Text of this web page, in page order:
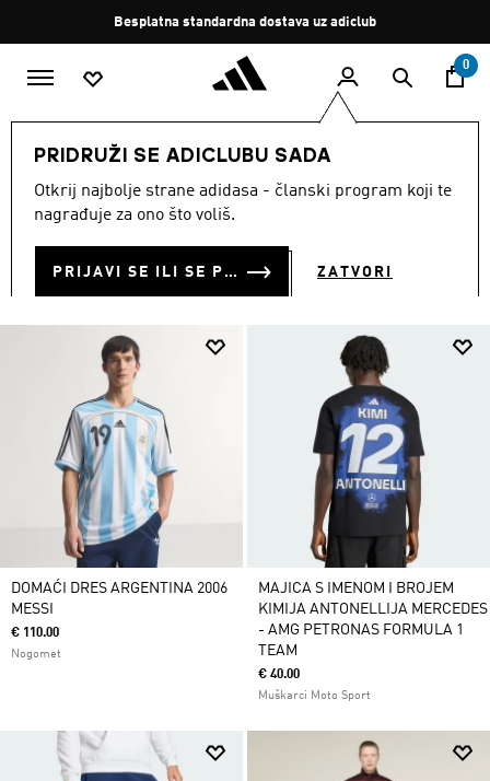
Zaustavi
rotaciju
Besplatna standardna dostava uz adiclub
0
PRIDRUŽI SE ADICLUBU SADA
Otkrij najbolje strane adidasa - članski program koji te
nagrađuje za ono što voliš.
PRIJAVI SE ILI SE PRIDRUŽI SADA ZATVORI
MUŠKARCI Odjeća
ODJEĆA
DOMAĆI DRES ARGENTINA 2006
MESSI
€ 110.00
Nogomet
MAJICA S IMENOM I BROJEM
KIMIJA ANTONELLIJA MERCEDES
- AMG PETRONAS FORMULA 1
TEAM
€ 40.00
Muškarci Moto Sport